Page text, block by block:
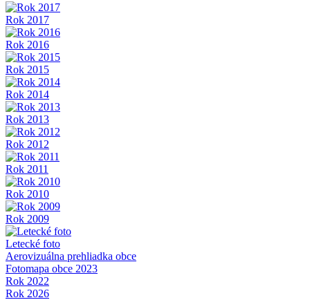
Rok 2017
Rok 2016
Rok 2015
Rok 2014
Rok 2013
Rok 2012
Rok 2011
Rok 2010
Rok 2009
Letecké foto
Aerovizuálna prehliadka obce
Fotomapa obce 2023
Rok 2022
Rok 2026